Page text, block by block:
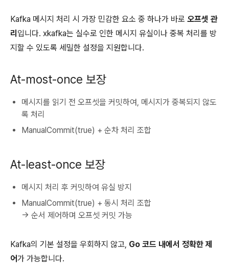
Kafka 메시지 처리 시 가장 민감한 요소 중 하나가 바로 오프셋 관
리 입니다. xkafka는 실수로 인한 메시지 유실이나 중복 처리를 방
지할 수 있도록 세밀한 설정을 지원합니다.
At-most-once 보장
메시지를 읽기 전 오프셋을 커밋하여, 메시지가 중복되지 않도
록 처리
ManualCommit(true) + 순차 처리 조합
At-least-once 보장
메시지 처리 후 커밋하여 유실 방지
ManualCommit(true) + 동시 처리 조합
→ 순서 제어하며 오프셋 커밋 가능
Kafka의 기본 설정을 우회하지 않고, Go 코드 내에서 정확한 제
어가 가능합니다.